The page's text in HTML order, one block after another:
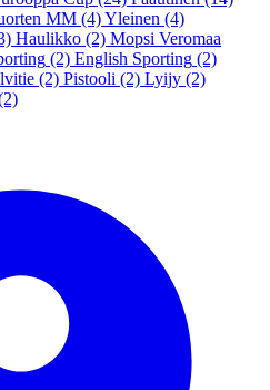
MM (4)Yleinen (4)
Haulikko (2) Mopsi Veromaa
(2) English Sporting (2)
(2) Pistooli (2) Lyijy (2)